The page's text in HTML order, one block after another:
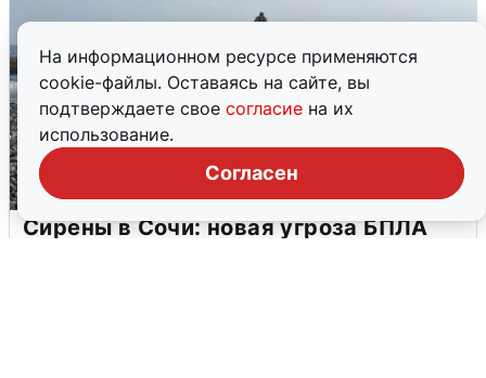
На информационном ресурсе применяются
cookie-файлы. Оставаясь на сайте, вы
подтверждаете свое согласие на их
использование.
Согласен
Сирены в Сочи: новая угроза БПЛА